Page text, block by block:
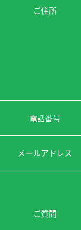
ご住所
電話番号
メールアドレス
ご質問